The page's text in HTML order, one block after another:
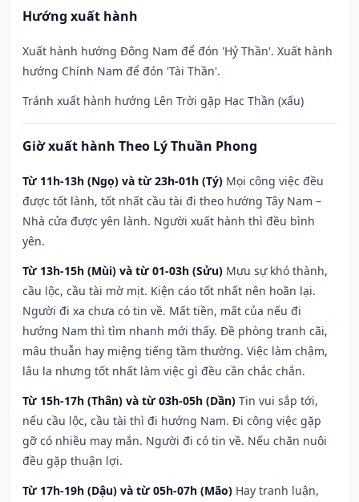
Hướng xuất hành
Xuất hành hướng Đông Nam để đón 'Hỷ Thần'. Xuất hành
hướng Chính Nam để đón 'Tài Thần'.
Tránh xuất hành hướng Lên Trời gặp Hạc Thần (xấu)
Giờ xuất hành Theo Lý Thuần Phong
Từ 11h-13h (Ngọ) và từ 23h-01h (Tý) Mọi công việc đều
được tốt lành, tốt nhất cầu tài đi theo hướng Tây Nam –
Nhà cửa được yên lành. Người xuất hành thì đều bình
yên.
Từ 13h-15h (Mùi) và từ 01-03h (Sửu) Mưu sự khó thành,
cầu lộc, cầu tài mờ mịt. Kiện cáo tốt nhất nên hoãn lại.
Người đi xa chưa có tin về. Mất tiền, mất của nếu đi
hướng Nam thì tìm nhanh mới thấy. Đề phòng tranh cãi,
mâu thuẫn hay miệng tiếng tầm thường. Việc làm chậm,
lâu la nhưng tốt nhất làm việc gì đều cần chắc chắn.
Từ 15h-17h (Thân) và từ 03h-05h (Dần) Tin vui sắp tới,
nếu cầu lộc, cầu tài thì đi hướng Nam. Đi công việc gặp
gỡ có nhiều may mắn. Người đi có tin về. Nếu chăn nuôi
đều gặp thuận lợi.
Từ 17h-19h (Dậu) và từ 05h-07h (Mão) Hay tranh luận,